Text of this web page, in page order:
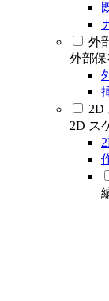
外
外部
2D
2D ス